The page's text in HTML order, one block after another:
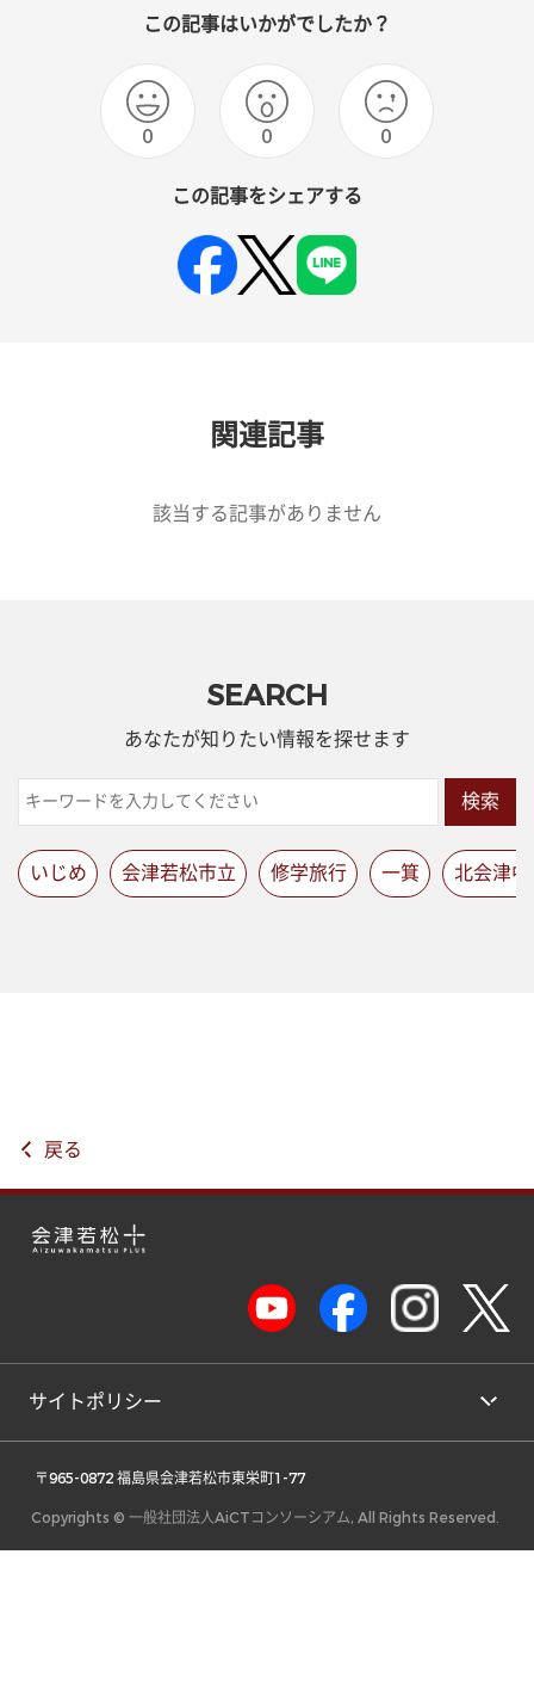
この記事はいかがでしたか？
0 0 0
この記事をシェアする
関連記事
該当する記事がありません
SEARCH
あなたが知りたい情報を探せます
検索
いじめ 会津若松市立 修学旅行 一箕 北会津中
戻る
サイトポリシー
〒965-0872 福島県会津若松市東栄町1-77
Copyrights © 一般社団法人AiCTコンソーシアム, All Rights Reserved.